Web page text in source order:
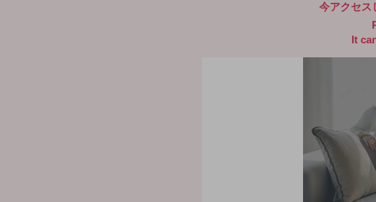
今アクセス
It